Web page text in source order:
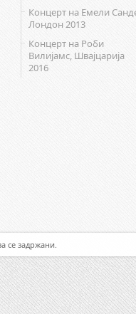
Концерт на Емели
Лондон 2013
Концерт на Роби
Вилијамс, Швајцарија
2016
се задржани.